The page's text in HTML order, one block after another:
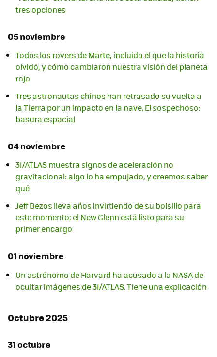
tres opciones
05 noviembre
Todos los rovers de Marte, incluido el que la historia
olvidó, y cómo cambiaron nuestra visión del planeta
rojo
Tres astronautas chinos han retrasado su vuelta a
la Tierra por un impacto en la nave. El sospechoso:
basura espacial
04 noviembre
3I/ATLAS muestra signos de aceleración no
gravitacional: algo lo ha empujado, y creemos saber
qué
Jeff Bezos lleva años invirtiendo de su bolsillo para
este momento: el New Glenn está listo para su
primer encargo
01 noviembre
Un astrónomo de Harvard ha acusado a la NASA de
ocultar imágenes de 3I/ATLAS. Tiene una explicación
Octubre 2025
31 octubre